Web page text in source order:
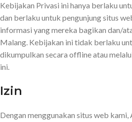
Kebijakan Privasi ini hanya berlaku
dan berlaku untuk pengunjung situs
informasi yang mereka bagikan dan/
Malang. Kebijakan ini tidak berlaku
dikumpulkan secara offline atau
ini.
Izin
Dengan menggunakan situs web kami,